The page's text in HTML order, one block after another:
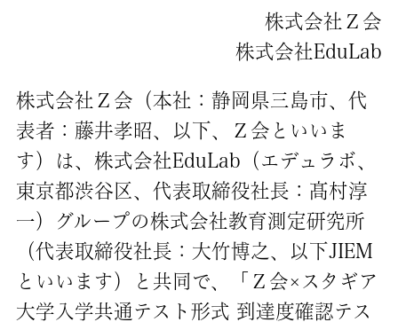
株式会社Ｚ会
株式会社EduLab
株式会社Ｚ会（本社：静岡県三島市、代
表者：藤井孝昭、以下、Ｚ会といいま
す）は、株式会社EduLab（エデュラボ、
東京都渋谷区、代表取締役社長：髙村淳
一）グループの株式会社教育測定研究所
（代表取締役社長：大竹博之、以下JIEM
といいます）と共同で、「Ｚ会×スタギア
大学入学共通テスト形式 到達度確認テス